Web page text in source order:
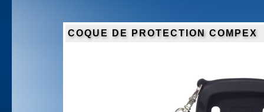
COQUE DE PROTECTION COMPEX